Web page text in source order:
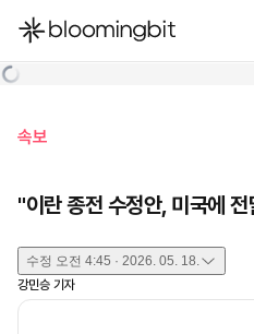
한국어
속보
"이란 종전 수정안, 미국에
수정 오전 4:45 · 2026. 05. 18.
강민승 기자